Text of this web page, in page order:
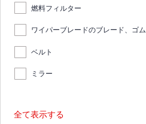
燃料フィルター
ワイパーブレードのブレード、ゴム
ベルト
ミラー
全て表示する